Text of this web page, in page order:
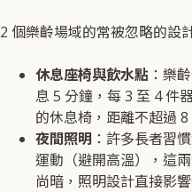
2 個樂齡場域的常被忽略的設
休息座椅與飲水點 ：樂
息 5 分鐘，每 3 至 4 件
的休息椅，距離不超過 8
夜間照明 ：許多長者習
運動（避開高溫），這
尚暗，照明設計直接影